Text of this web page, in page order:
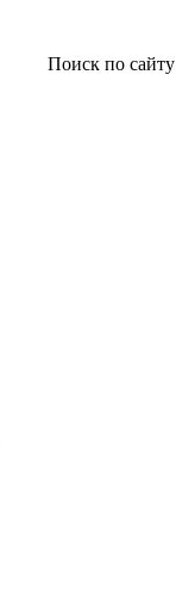
Поиск по сайту